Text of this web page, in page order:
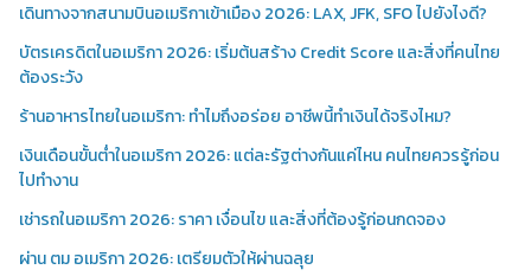
เดินทางจากสนามบินอเมริกาเข้าเมือง 2026: LAX, JFK, SFO ไปยังไงดี?
บัตรเครดิตในอเมริกา 2026: เริ่มต้นสร้าง Credit Score และสิ่งที่คนไทย
ต้องระวัง
ร้านอาหารไทยในอเมริกา: ทำไมถึงอร่อย อาชีพนี้ทำเงินได้จริงไหม?
เงินเดือนขั้นต่ำในอเมริกา 2026: แต่ละรัฐต่างกันแค่ไหน คนไทยควรรู้ก่อน
ไปทำงาน
เช่ารถในอเมริกา 2026: ราคา เงื่อนไข และสิ่งที่ต้องรู้ก่อนกดจอง
ผ่าน ตม อเมริกา 2026: เตรียมตัวให้ผ่านฉลุย